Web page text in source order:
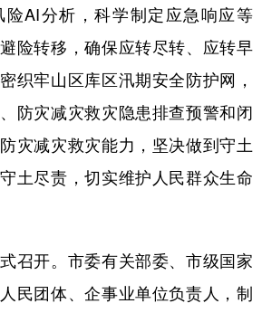
AI分析，科学制定应急响应等
险转移，确保应转尽转、应转早
织牢山区库区汛期安全防护网，
防灾减灾救灾隐患排查预警和闭
灾减灾救灾能力，坚决做到守土
土尽责，切实维护人民群众生命
开。市委有关部委、市级国家
民团体、企事业单位负责人，制